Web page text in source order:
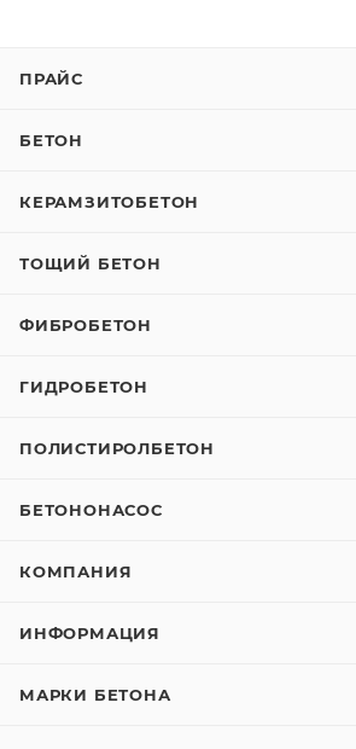
ПРАЙС
БЕТОН
КЕРАМЗИТОБЕТОН
ТОЩИЙ БЕТОН
ФИБРОБЕТОН
ГИДРОБЕТОН
ПОЛИСТИРОЛБЕТОН
БЕТОНОНАСОС
КОМПАНИЯ
ИНФОРМАЦИЯ
МАРКИ БЕТОНА